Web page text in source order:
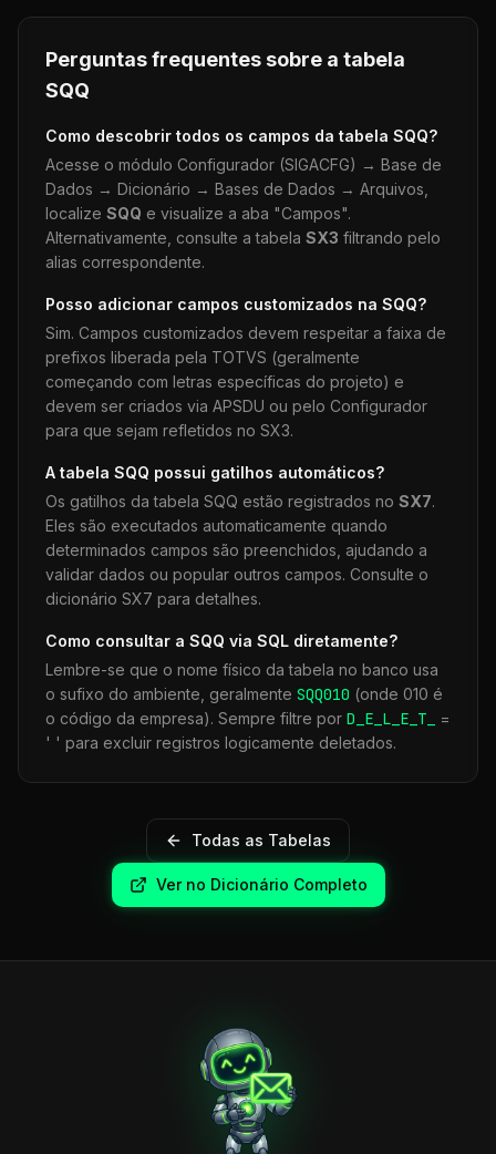
Perguntas frequentes sobre a tabela
SQQ
Como descobrir todos os campos da tabela SQQ?
Acesse o módulo Configurador (SIGACFG) → Base de
Dados → Dicionário → Bases de Dados → Arquivos,
localize SQQ e visualize a aba "Campos".
Alternativamente, consulte a tabela SX3 filtrando pelo
alias correspondente.
Posso adicionar campos customizados na SQQ?
Sim. Campos customizados devem respeitar a faixa de
prefixos liberada pela TOTVS (geralmente
começando com letras específicas do projeto) e
devem ser criados via APSDU ou pelo Configurador
para que sejam refletidos no SX3.
A tabela SQQ possui gatilhos automáticos?
Os gatilhos da tabela SQQ estão registrados no SX7.
Eles são executados automaticamente quando
determinados campos são preenchidos, ajudando a
validar dados ou popular outros campos. Consulte o
dicionário SX7 para detalhes.
Como consultar a SQQ via SQL diretamente?
Lembre-se que o nome físico da tabela no banco usa
o sufixo do ambiente, geralmente SQQ010 (onde 010 é
o código da empresa). Sempre filtre por D_E_L_E_T_
=
' ' para excluir registros logicamente deletados.
Todas as Tabelas
Ver no Dicionário Completo